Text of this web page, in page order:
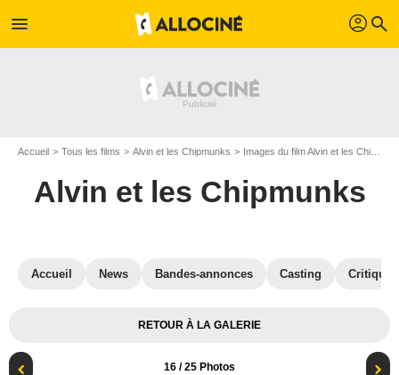
menu profil search
Accueil Tous les films Alvin et les Chipmunks Images du film Alvin et les Chipmunks
Alvin et les Chipmunks
Accueil News Bandes-annonces Casting
RETOUR À LA GALERIE
16 / 25 Photos